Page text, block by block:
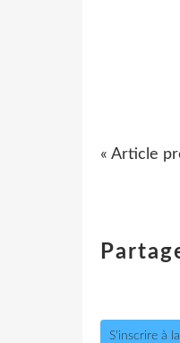
« Article
S'inscrire à